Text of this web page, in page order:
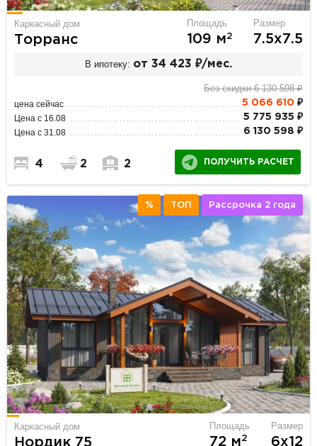
Каркасный дом
Торранс
Площадь
109 м2
Размер
7.5х7.5
В ипотеку: от 34 423 ₽/мес.
Без скидки 6 130 598 ₽
цена сейчас 5 066 610 ₽
Цена с 16.08 5 775 935 ₽
Цена с 31.08 6 130 598 ₽
4 2 2 ПОЛУЧИТЬ РАСЧЕТ
% ТОП Рассрочка 2 года
Каркасный дом
Нордик 75
Площадь
72 м2
Размер
6х12